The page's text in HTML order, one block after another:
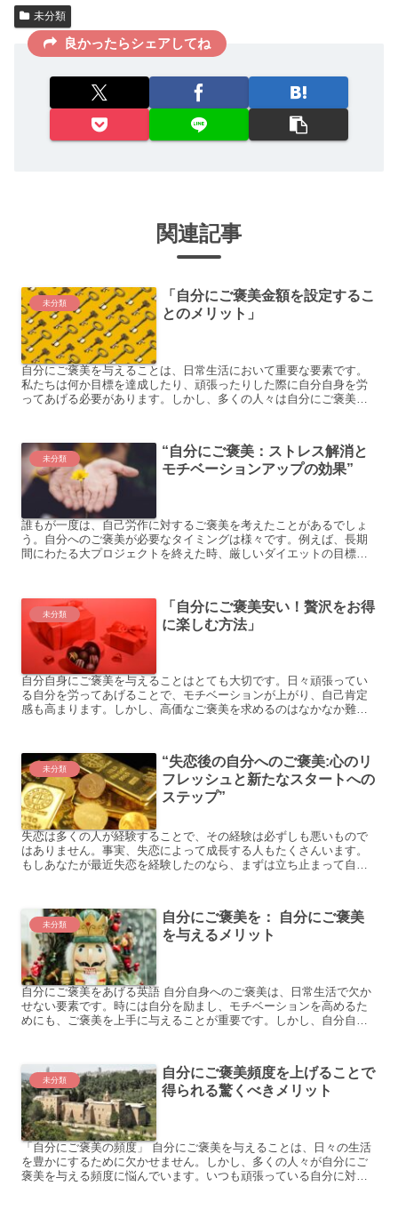
未分類
良かったらシェアしてね
関連記事
未分類
「自分にご褒美金額を設定するこ
とのメリット」
自分にご褒美を与えることは、日常生活において重要な要素です。
私たちは何か目標を達成したり、頑張ったりした際に自分自身を労
ってあげる必要があります。しかし、多くの人々は自分にご褒美を
未分類
“自分にご褒美：ストレス解消と
モチベーションアップの効果”
誰もが一度は、自己労作に対するご褒美を考えたことがあるでしょ
う。自分へのご褒美が必要なタイミングは様々です。例えば、長期
間にわたる大プロジェクトを終えた時、厳しいダイエットの目標を
未分類
「自分にご褒美安い！贅沢をお得
に楽しむ方法」
自分自身にご褒美を与えることはとても大切です。日々頑張ってい
る自分を労ってあげることで、モチベーションが上がり、自己肯定
感も高まります。しかし、高価なご褒美を求めるのはなかなか難し
未分類
“失恋後の自分へのご褒美:心のリ
フレッシュと新たなスタートへの
ステップ”
失恋は多くの人が経験することで、その経験は必ずしも悪いもので
はありません。事実、失恋によって成長する人もたくさんいます。
もしあなたが最近失恋を経験したのなら、まずは立ち止まって自分
未分類
自分にご褒美を： 自分にご褒美
を与えるメリット
自分にご褒美をあげる英語 自分自身へのご褒美は、日常生活で欠か
せない要素です。時には自分を励まし、モチベーションを高めるた
めにも、ご褒美を上手に与えることが重要です。しかし、自分自身
未分類
自分にご褒美頻度を上げることで
得られる驚くべきメリット
「自分にご褒美の頻度」 自分にご褒美を与えることは、日々の生活
を豊かにするために欠かせません。しかし、多くの人々が自分にご
褒美を与える頻度に悩んでいます。いつも頑張っている自分に対し